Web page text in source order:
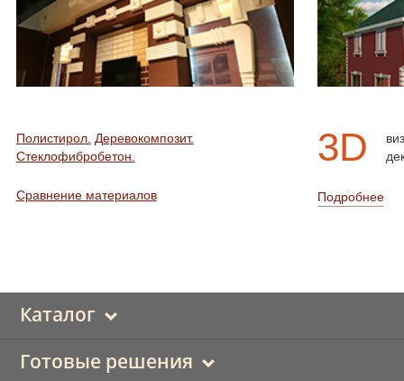
3D
Подробнее
Полистирол. Деревокомпозит.
Стеклофибробетон.
Сравнение материалов
Каталог
Готовые решения